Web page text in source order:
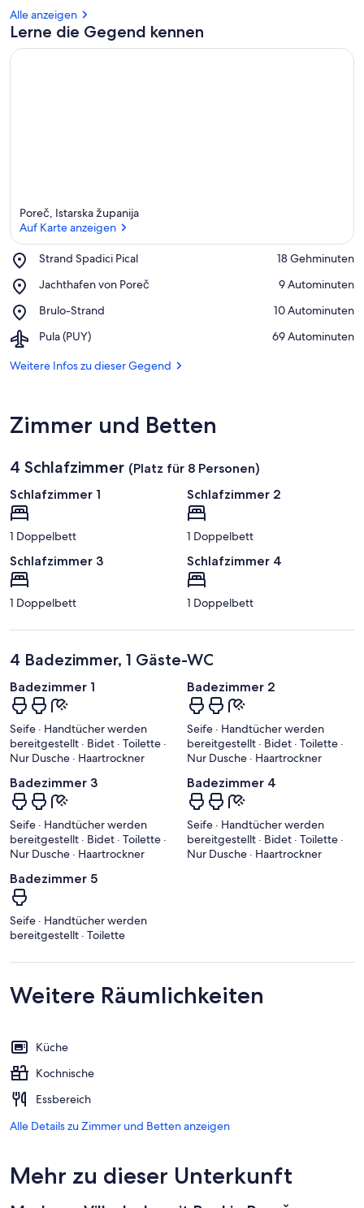
Alle anzeigen
Lerne die Gegend kennen
Poreč, Istarska županija
Auf Karte anzeigen
Strand Spadici Pical
Place,
Spadici
‪18 Gehminuten‬
Jachthafen von Poreč
Place,
von
‪9 Autominuten‬
Brulo-Strand
Place,
Strand
‪10 Autominuten‬
Pula (PUY)
Airport,
(PUY)
‪69 Autominuten‬
Weitere Infos zu dieser Gegend
Zimmer und Betten
4 Schlafzimmer (Platz für 8 Personen)
Schlafzimmer 1
1 Doppelbett
Schlafzimmer 2
1 Doppelbett
Schlafzimmer 3
1 Doppelbett
Schlafzimmer 4
1 Doppelbett
4 Badezimmer, 1 Gäste-WC
Badezimmer 1
Seife · Handtücher werden
bereitgestellt · Bidet · Toilette ·
Nur Dusche · Haartrockner
Badezimmer 2
Seife · Handtücher werden
bereitgestellt · Bidet · Toilette ·
Nur Dusche · Haartrockner
Badezimmer 3
Seife · Handtücher werden
bereitgestellt · Bidet · Toilette ·
Nur Dusche · Haartrockner
Badezimmer 4
Seife · Handtücher werden
bereitgestellt · Bidet · Toilette ·
Nur Dusche · Haartrockner
Badezimmer 5
Seife · Handtücher werden
bereitgestellt · Toilette
Weitere Räumlichkeiten
Küche
Kochnische
Essbereich
Alle Details zu Zimmer und Betten anzeigen
Mehr zu dieser Unterkunft